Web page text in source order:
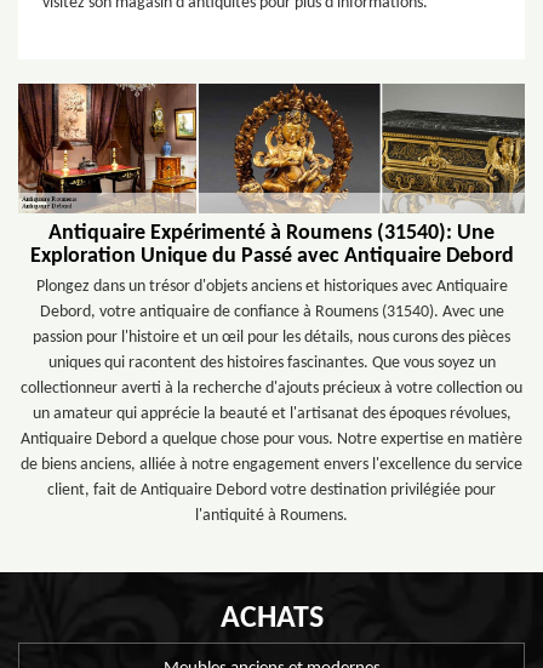
Antiquaire Expérimenté à Roumens (31540): Une
Exploration Unique du Passé avec Antiquaire Debord
Plongez dans un trésor d'objets anciens et historiques avec Antiquaire
Debord, votre antiquaire de confiance à Roumens (31540). Avec une
passion pour l'histoire et un œil pour les détails, nous curons des pièces
uniques qui racontent des histoires fascinantes. Que vous soyez un
collectionneur averti à la recherche d'ajouts précieux à votre collection ou
un amateur qui apprécie la beauté et l'artisanat des époques révolues,
Antiquaire Debord a quelque chose pour vous. Notre expertise en matière
de biens anciens, alliée à notre engagement envers l'excellence du service
client, fait de Antiquaire Debord votre destination privilégiée pour
l'antiquité à Roumens.
ACHATS